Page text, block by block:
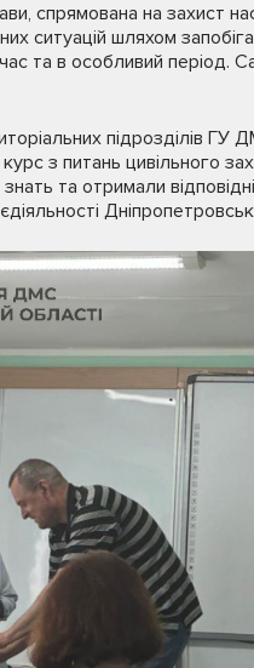
спрямована на захист
шляхом
та в особливий період.
підрозділів
з питань цивільного
знать та отримали